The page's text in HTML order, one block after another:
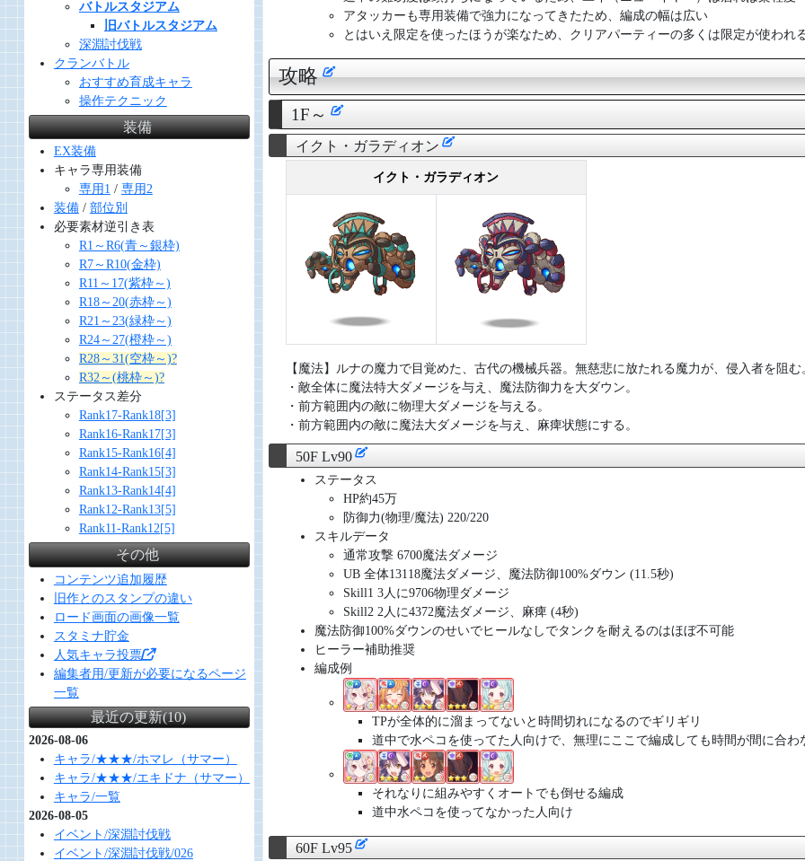
アタッカーも専用装備で強力になってきたため、編成の幅は広い
とはいえ限定を使ったほうが楽なため、クリアパーティーの多くは限定が使われ
攻略
1F～
イクト・ガラディオン
イクト・ガラディオン
【魔法】ルナの魔力で目覚めた、古代の機械兵器。無慈悲に放たれる魔力が、侵入者を阻む
・敵全体に魔法特大ダメージを与え、魔法防御力を大ダウン。
・前方範囲内の敵に物理大ダメージを与える。
・前方範囲内の敵に魔法大ダメージを与え、麻痺状態にする。
50F Lv90
ステータス
HP約45万
防御力(物理/魔法) 220/220
スキルデータ
通常攻撃 6700魔法ダメージ
UB 全体13118魔法ダメージ、魔法防御100%ダウン (11.5秒)
Skill1 3人に9706物理ダメージ
Skill2 2人に4372魔法ダメージ、麻痺 (4秒)
魔法防御100%ダウンのせいでヒールなしでタンクを耐えるのはほぼ不可能
ヒーラー補助推奨
編成例
TPが全体的に溜まってないと時間切れになるのでギリギリ
道中で水ペコを使ってた人向けで、無理にここで編成しても時間が間に合わ
それなりに組みやすくオートでも倒せる編成
道中水ペコを使ってなかった人向け
60F Lv95
バトルスタジアム
旧バトルスタジアム
深淵討伐戦
クランバトル
おすすめ育成キャラ
操作テクニック
装備
EX装備
キャラ専用装備
専用1 / 専用2
装備/ 部位別
必要素材逆引き表
R1～R6(青～銀枠)
R7～R10(金枠)
R11～17(紫枠～)
R18～20(赤枠～)
R21～23(緑枠～)
R24～27(橙枠～)
R28～31(空枠～)?
R32～(桃枠～)?
ステータス差分
Rank17-Rank18[3]
Rank16-Rank17[3]
Rank15-Rank16[4]
Rank14-Rank15[3]
Rank13-Rank14[4]
Rank12-Rank13[5]
Rank11-Rank12[5]
その他
コンテンツ追加履歴
旧作とのスタンプの違い
ロード画面の画像一覧
スタミナ貯金
人気キャラ投票
編集者用/更新が必要になるページ
一覧
最近の更新(10)
2026-08-06
キャラ/★★★/ホマレ（サマー）
キャラ/★★★/エキドナ（サマー）
キャラ/一覧
2026-08-05
イベント/深淵討伐戦
イベント/深淵討伐戦/026